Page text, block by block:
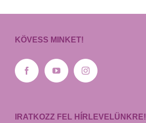
KÖVESS MINKET!
IRATKOZZ FEL HÍRLEVELÜNKRE!